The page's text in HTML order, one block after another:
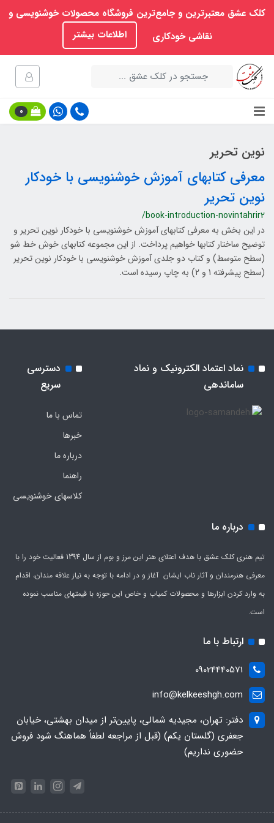
کلک عشق معتبرترین و جامع‌ترین فروشگاه محصولات خوشنویسی و
نقاشی خودکاری
اطلاعات بیشتر
0
نوین تحریر
معرفی کتابهای آموزش خوشنویسی با خودکار
نوین تحریر
/book-introduction-novintahrir2
در این بخش به معرفی کتابهای آموزش خوشنویسی با خودکار نوین تحریر و
توضیح ساختار کتابها خواهیم پرداخت. از این مجموعه کتابهای خوش خط شو
(سطح متوسط) و کتاب دو جلدی آموزش خوشنویسی با خودکار نوین تحریر
(سطح پیشرفته 1 و 2) به چاپ رسیده است.
نماد اعتماد الکترونیک و نماد
ساماندهی
دسترسی
سریع
تماس با ما
خبرها
درباره ما
راهنما
کلاسهای خوشنویسی
درباره ما
تیم هنری کلک عشق با هدف اعتلای هنر این مرز و بوم از سال 1394 فعالیت خود را با
معرفی هنرمندان و آثار ناب ایشان آغاز و در ادامه با توجه به نیاز علاقه مندان، اقدام
به وارد کردن ابزارها و محصولات کمیاب و خاص این حوزه با قیمتهای مناسب نموده
است.
ارتباط با ما
09024440571
info@kelkeeshgh.com
دفتر: تهران، مجیدیه شمالی، پایین‌تر از میدان بهشتی، خیابان
جعفری (گلستان یکم) (قبل از مراجعه لطفاً هماهنگ شود فروش
حضوری نداریم)